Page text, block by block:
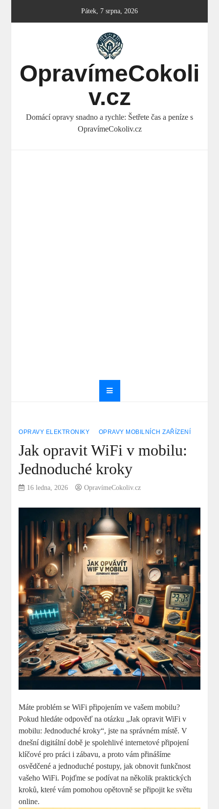
Pátek, 7 srpna, 2026
OpravímeCokoli
v.cz
Domácí opravy snadno a rychle: Šetřete čas a peníze s
OpravímeCokoliv.cz
OPRAVY ELEKTRONIKY OPRAVY MOBILNÍCH ZAŘÍZENÍ
Jak opravit WiFi v mobilu:
Jednoduché kroky
16 ledna, 2026 OpravímeCokoliv.cz
Máte problém se WiFi připojením ve vašem mobilu?
Pokud hledáte odpověď na otázku „Jak opravit WiFi v
mobilu: Jednoduché kroky“, jste na správném místě. V
dnešní digitální době je spolehlivé internetové připojení
klíčové pro práci i zábavu, a proto vám přinášíme
osvědčené a jednoduché postupy, jak obnovit funkčnost
vašeho WiFi. Pojďme se podívat na několik praktických
kroků, které vám pomohou opětovně se připojit ke světu
online.